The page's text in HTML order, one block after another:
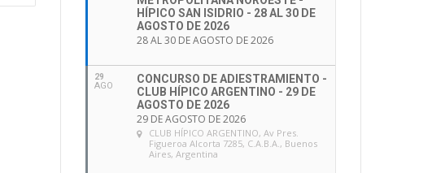
HÍPICO SAN ISIDRIO - 28 AL 30 DE
AGOSTO DE 2026
28 AL 30 DE AGOSTO DE 2026
29
AGO
CONCURSO DE ADIESTRAMIENTO -
CLUB HÍPICO ARGENTINO - 29 DE
AGOSTO DE 2026
29 DE AGOSTO DE 2026
CLUB HÍPICO ARGENTINO, Av Pres.
Figueroa Alcorta 7285, C.A.B.A., Buenos
Aires, Argentina